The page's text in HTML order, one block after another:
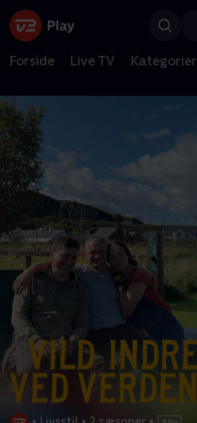
Forside Live TV Kategorier